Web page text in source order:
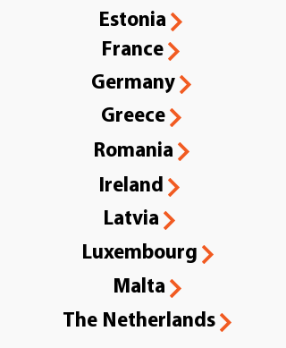
Estonia
France
Germany
Greece
Romania
Ireland
Latvia
Luxembourg
Malta
The Netherlands